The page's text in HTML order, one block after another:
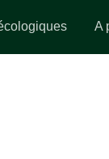
A